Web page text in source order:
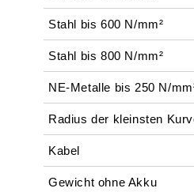
Stahl bis 600 N/mm²
Stahl bis 800 N/mm²
NE-Metalle bis 250 N/
Radius der kleinsten
Kabel
Gewicht ohne Akku